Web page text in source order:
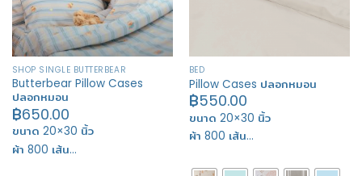
SHOP SINGLE BUTTERBEAR
Butterbear Pillow Cases
ปลอกหมอน
฿650.00
ขนาด 20×30 นิ้ว
ผ้า 800 เส้น…
BED
Pillow Cases ปลอกหมอน
฿550.00
ขนาด 20×30 นิ้ว
ผ้า 800 เส้น…